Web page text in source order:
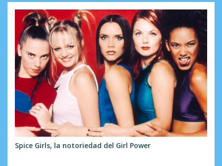
Spice Girls, la notoriedad del Girl Power